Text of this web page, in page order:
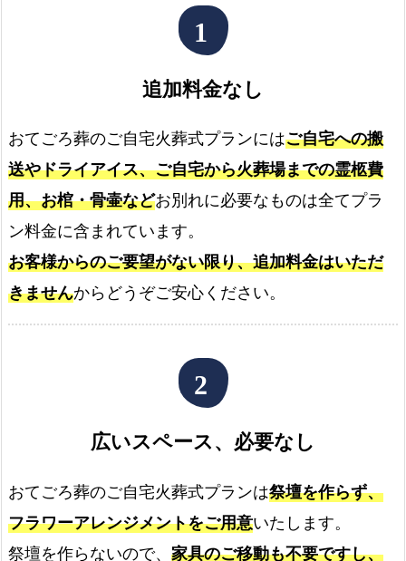
心！
久
留
米
で
の
ご
自
宅
火
葬
式
ラ
ン
お
別
れ
追加料金なし
おてごろ葬のご自宅火葬式プランにはご自宅への搬
送やドライアイス、ご自宅から火葬場までの霊柩費
用、お棺・骨壷などお別れに必要なものは全てプラ
ン料金に含まれています。
お客様からのご要望がない限り、追加料金はいただ
きませんからどうぞご安心ください。
広いスペース、必要なし
おてごろ葬のご自宅火葬式プランは祭壇を作らず、
フラワーアレンジメントをご用意いたします。
祭壇を作らないので、 家具のご移動も不要ですし、